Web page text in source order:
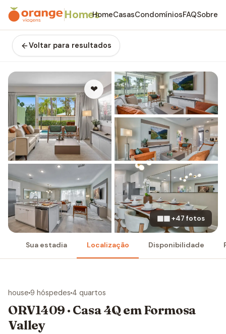
HomesHomeCasasCondomíniosFAQSobre
Voltar para resultados
❤
▦▦ +47 fotos
Sua estadia Localização Disponibilidade
house 9 hóspedes 4 quartos
ORV1409 · Casa 4Q em Formosa
Valley